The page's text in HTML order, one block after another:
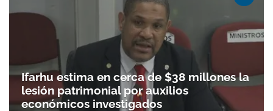
Ifarhu estima en cerca de $38 millones la
lesión patrimonial por auxilios
económicos investigados